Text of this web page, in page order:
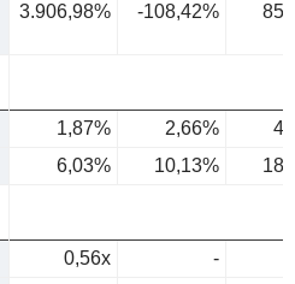
3.906,98% -108,42%
1,87% 2,66%
6,03% 10,13%
0,56x
-